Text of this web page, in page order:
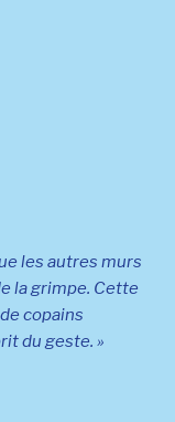
les autres murs
la grimpe. Cette
copains
du geste. »